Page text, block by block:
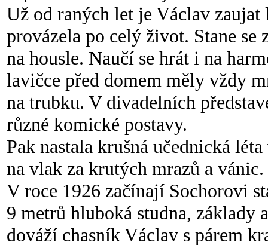
Už od raných let je Václav
provázela po celý život. Stane
na housle. Naučí se hrát i na
lavičce před domem měly vždy
na trubku. V divadelních
různé komické postavy.
Pak nastala krušná učednická
na vlak za krutých mrazů a vánic.
V roce 1926 začínají Sochorovi
9 metrů hluboká studna, základy
dováží chasník Václav s párem